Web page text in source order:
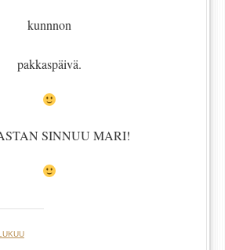
kunnnon
pakkaspäivä.
SINNUU MARI!